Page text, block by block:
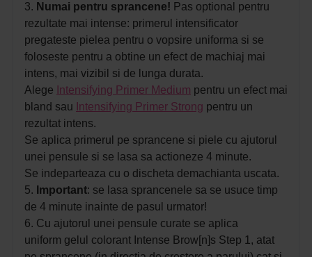
3. Numai pentru sprancene! Pas optional pentru
rezultate mai intense: primerul intensificator
pregateste pielea pentru o vopsire uniforma si se
foloseste pentru a obtine un efect de machiaj mai
intens, mai vizibil si de lunga durata.
Alege Intensifying Primer Medium pentru un efect mai
bland sau Intensifying Primer Strong pentru un
rezultat intens.
Se aplica primerul pe sprancene si piele cu ajutorul
unei pensule si se lasa sa actioneze 4 minute.
Se indeparteaza cu o discheta demachianta uscata.
5. Important: se lasa sprancenele sa se usuce timp
de 4 minute inainte de pasul urmator!
6. Cu ajutorul unei pensule curate se aplica
uniform gelul colorant Intense Brow[n]s Step 1, atat